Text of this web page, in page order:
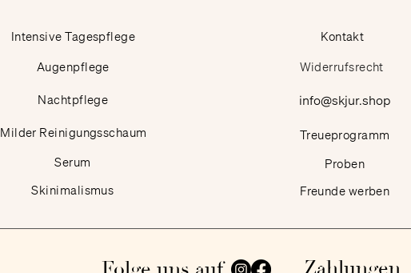
Intensive Tagespflege
Augenpflege
Nachtpflege
Milder Reinigungsschaum
Serum
Skinimalismus
Kontakt
Widerrufsrecht
info@skjur.shop
Treueprogramm
Proben
Freunde werben
Zahlungen